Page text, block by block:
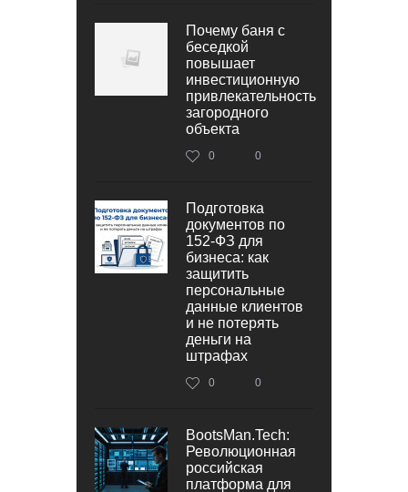
Почему баня с
беседкой
повышает
инвестиционную
привлекательность
загородного
объекта
0 0
Подготовка
документов по
152‑ФЗ для
бизнеса: как
защитить
персональные
данные клиентов
и не потерять
деньги на
штрафах
0 0
BootsMan.Tech:
Революционная
российская
платформа для